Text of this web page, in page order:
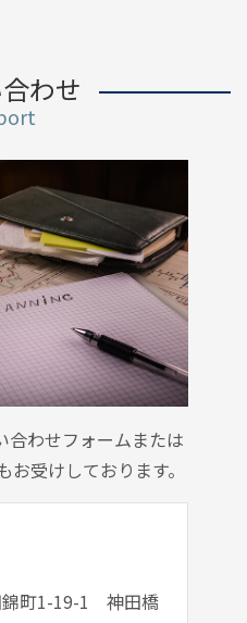
わせ
合わせフォームまたは
お受けしております。
錦町1-19-1 神田橋